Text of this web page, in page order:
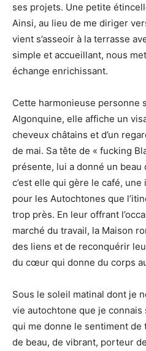
ses projets. Une petite
Ainsi, au lieu de me diriger
vient s’asseoir à la terrasse
simple et accueillant, nous
échange enrichissant.
Cette harmonieuse personne
Algonquine, elle affiche un
cheveux châtains et d’un
de mai. Sa tête de « fucking
présente, lui a donné un beau
c’est elle qui gère le café,
pour les Autochtones que
trop près. En leur offrant
marché du travail, la Maison
des liens et de reconquérir
du cœur qui donne du corps
Sous le soleil matinal dont je
vie autochtone que je
qui me donne le sentiment de
de beau, de vibrant, porteur